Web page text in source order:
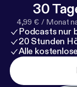
30
4,99 € / Monat
Podcasts nur
20 Stunden
Alle